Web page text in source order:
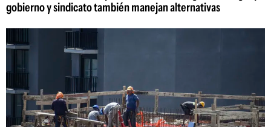
gobierno y sindicato también manejan alternativas